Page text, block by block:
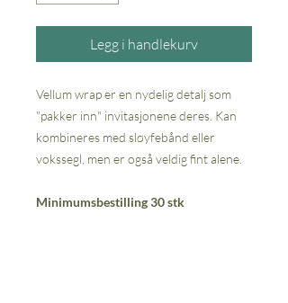
Legg i handlekurv
Vellum wrap er en nydelig detalj som
"pakker inn" invitasjonene deres. Kan
kombineres med sløyfebånd eller
vokssegl, men er også veldig fint alene.
Minimumsbestilling 30 stk